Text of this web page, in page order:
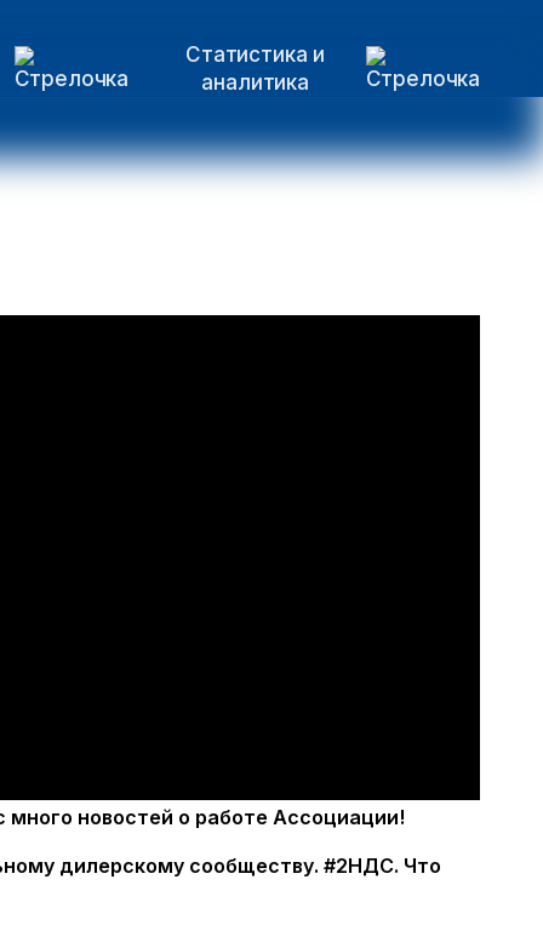
Статистика и
аналитика
новостей о работе Ассоциации!
дилерскому сообществу. #2НДС. Что